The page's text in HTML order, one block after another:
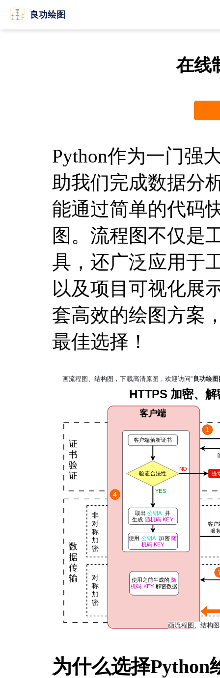
良功绘图
在线
Python作为一门强
助我们完成数据分
能通过简单的代码
图。流程图不仅是
具，还广泛应用于
以及项目可视化展
套高效的绘图方案
最佳选择！
为什么选择Python